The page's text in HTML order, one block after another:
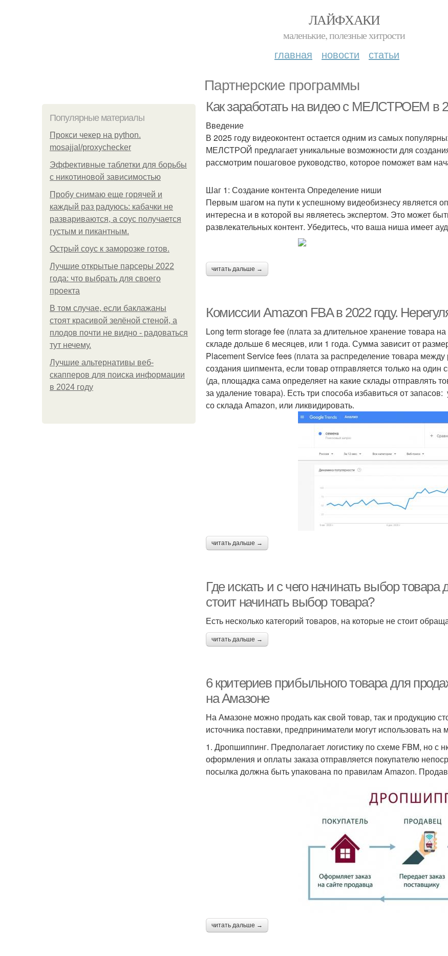
ЛАЙФХАКИ
маленькие, полезные хитрости
главная новости статьи
Партнерские программы
Популярные материалы
Прокси чекер на python.
mosajjal/proxychecker
Эффективные таблетки для борьбы
с никотиновой зависимостью
Пробу снимаю еще горячей и
каждый раз радуюсь: кабачки не
развариваются, а соус получается
густым и пикантным.
Острый соус к заморозке готов.
Лучшие открытые парсеры 2022
года: что выбрать для своего
проекта
В том случае, если баклажаны
стоят красивой зелёной стеной, а
плодов почти не видно - радоваться
тут нечему.
Лучшие альтернативы веб-
скапперов для поиска информации
в 2024 году
Как заработать на видео с МЕЛСТРОЕМ в
Введение
В 2025 году видеоконтент остается одним из самых
МЕЛСТРОЙ предлагает уникальные возможности для
рассмотрим пошаговое руководство, которое поможет вам
Шаг 1: Создание контента Определение ниши
Первым шагом на пути к успешному видеобизнесу является
интересна и в которой вы являетесь экспертом. Это может
развлекательных контент. Убедитесь, что ваша ниша имеет
читать дальше →
Комиссии Amazon FBA в 2022 году.
Long term storage fee (плата за длительное хранение товара
складе дольше 6 месяцев, или 1 года. Сумма зависит от
Placement Service fees (плата за распределение товара
создания шипмента, если товар отправляется только на один
(да, площадка сама определяет на какие склады отправлять
за удаление товара). Есть три способа избавиться от
со склада Amazon, или ликвидировать.
читать дальше →
Где искать и с чего начинать выбор
стоит начинать выбор товара?
Есть несколько категорий товаров, на которые не стоит
читать дальше →
6 критериев прибыльного товара для
на Амазоне
На Амазоне можно продать как свой товар, так и продукцию
источника поставки, предприниматели могут использовать на
1. Дропшиппинг. Предполагает логистику по схеме FBM, но с
оформления и оплаты заказа отправляется покупателю
посылка должна быть упакована по правилам Amazon.
читать дальше →